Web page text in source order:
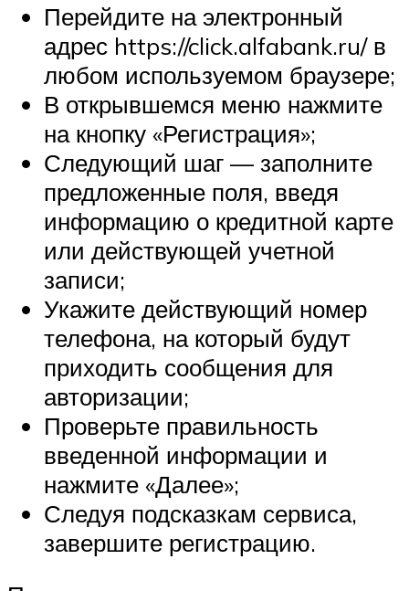
Перейдите на электронный
адрес https://click.alfabank.ru/ в
любом используемом браузере;
В открывшемся меню нажмите
на кнопку «Регистрация»;
Следующий шаг — заполните
предложенные поля, введя
информацию о кредитной карте
или действующей учетной
записи;
Укажите действующий номер
телефона, на который будут
приходить сообщения для
авторизации;
Проверьте правильность
введенной информации и
нажмите «Далее»;
Следуя подсказкам сервиса,
завершите регистрацию.